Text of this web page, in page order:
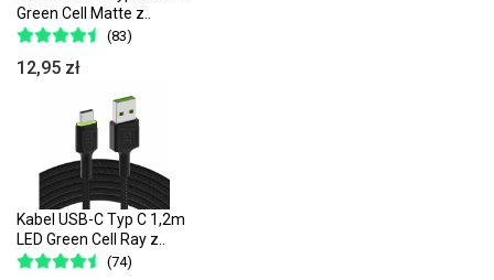
Green Cell Matte z..
(83)
12,95 zł
Kabel USB-C Typ C 1,2m
LED Green Cell Ray z..
(74)